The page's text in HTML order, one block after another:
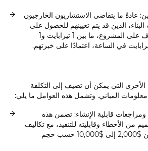
عادةً ما يتقاضى الاستشاريون الخارجيون
الذين قد يتم تعيينهم للحصول على
الخبرة أو للإشراف على المشروع، ما بين 1 تيرابايت و1
الأخرى التي يمكن أن تضيف إلى التكلفة
معلومات المباني. وتشمل هذه العوامل ما يلي:
قابلية الإنشاء: تضمن هذه
من الأخطاء وقابليته للتنفيذ، مع تكاليف
إضافية تتراوح بين $2,000 إلى $10,000 حسب حجم